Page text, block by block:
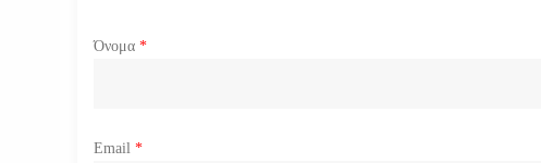
ν
Όνομα*
Email*